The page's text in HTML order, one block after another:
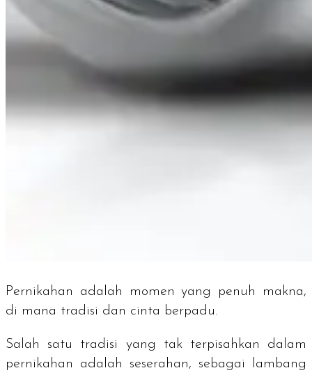
Pernikahan adalah momen yang penuh makna,
di mana tradisi dan cinta berpadu.
Salah satu tradisi yang tak terpisahkan dalam
pernikahan adalah seserahan, sebagai lambang